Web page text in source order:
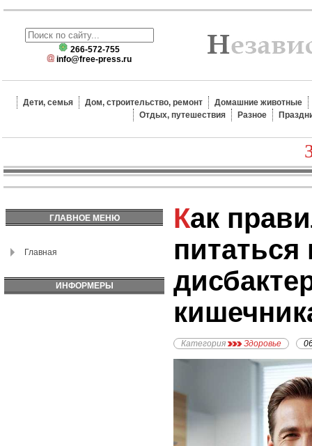
266-572-755
info@free-press.ru
Дети, семья Дом, строительство, ремонт
Домашние животные
Отдых, путешествия
Разное
ГЛАВНОЕ МЕНЮ
Главная
ИНФОРМЕРЫ
Как правильно
питаться
Категория Здоровье